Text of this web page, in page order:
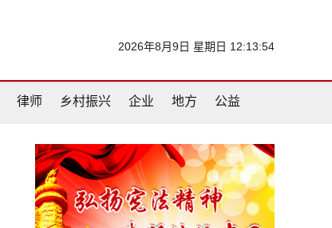
2026年8月9日 星期日 12:13:55
律师 乡村振兴 企业 地方 公益